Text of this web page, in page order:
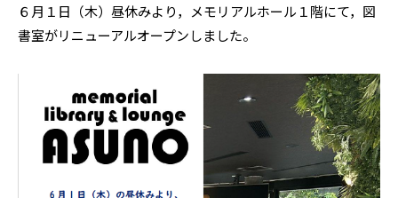
６月１日（木）昼休みより，メモリアルホール１階にて，図
書室がリニューアルオープンしました。